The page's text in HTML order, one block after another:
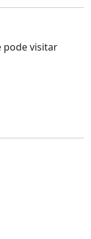
pode visitar